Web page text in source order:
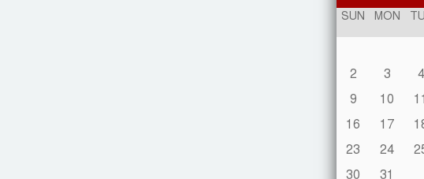
SUN MON
2
3 4
9
10 11
16
17
23
24
30
31